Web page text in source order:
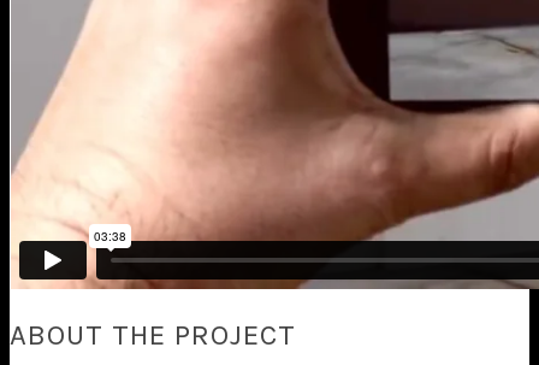
ABOUT THE PROJECT